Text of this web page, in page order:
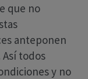
que no
anteponen
Así todos
y no